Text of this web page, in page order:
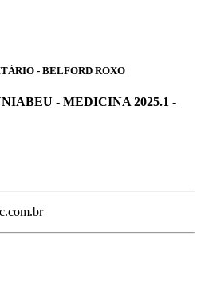
- BELFORD ROXO
- MEDICINA 2025.1 -